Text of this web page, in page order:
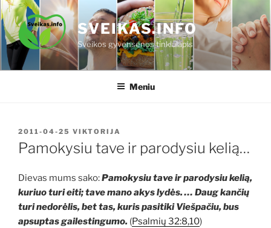
Eiti
prie
turinio
SVEIKAS.INFO
Sveikos gyvensenos tinklalapis
Meniu
PASKELBTA
2011-04-25 VIKTORIJA
Pamokysiu tave ir parodysiu kelią…
Dievas mums sako:Pamokysiu tave ir parodysiu kelią,
kuriuo turi eiti; tave mano akys lydės. … Daug kančių
turi nedorėlis, bet tas, kuris pasitiki Viešpačiu, bus
apsuptas gailestingumo. (Psalmių 32:8,10)